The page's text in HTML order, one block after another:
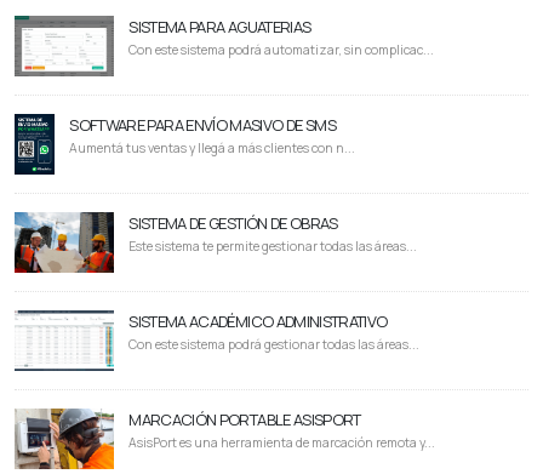
SISTEMA PARA AGUATERIAS
Con este sistema podrá automatizar, sin complicac...
SOFTWARE PARA ENVÍO MASIVO DE SMS
Aumentá tus ventas y llegá a más clientes con n...
SISTEMA DE GESTIÓN DE OBRAS
Este sistema te permite gestionar todas las áreas...
SISTEMA ACADÉMICO ADMINISTRATIVO
Con este sistema podrá gestionar todas las áreas...
MARCACIÓN PORTABLE ASISPORT
AsisPort es una herramienta de marcación remota y...